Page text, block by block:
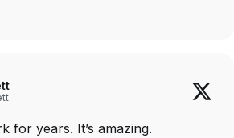
for years. It’s amazing.